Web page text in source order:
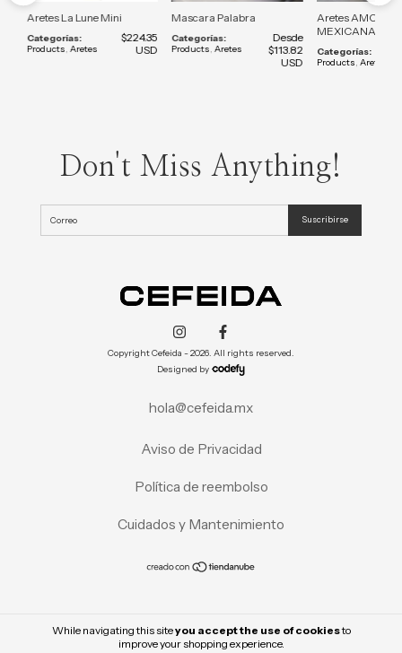
While navigating this siteyou accept the use of cookiesto
improve your shopping experience.
Aretes La Lune Mini
Categorías:
Products, Aretes
$224.35
USD
Mascara Palabra
Categorías:
Products,Aretes
Desde
$113.82
USD
Aretes AMOR A
MEXICANA -
Categorías:
Products, Aretes
Don't Miss Anything!
Copyright Cefeida - 2026. All rights reserved.
Designed by
hola@cefeida.mx
Aviso de Privacidad
Política de reembolso
Cuidados y Mantenimiento